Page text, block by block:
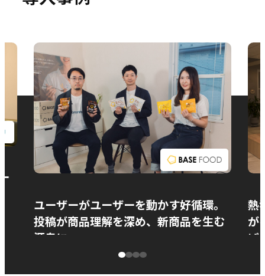
お問い合わせ
ユーザーがユーザーを動かす好循環。
投稿が商品理解を深め、新商品を生む
源泉に
熱
が
ぱ